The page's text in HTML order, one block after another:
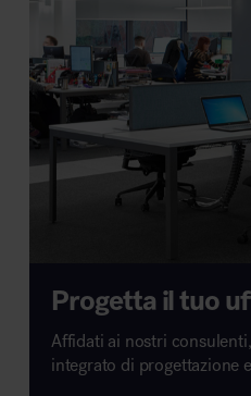
Progetta il tuo
Affidati ai nostri
integrato di progettazione